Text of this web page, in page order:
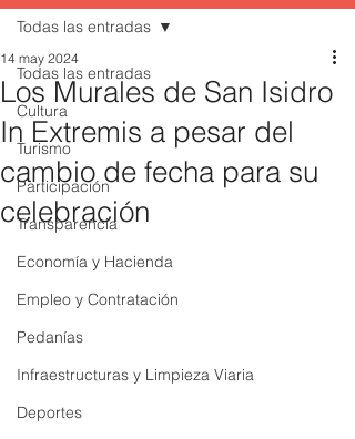
Todas las entradas
Cultura
Turismo
Participación
Transparencia
Economía y Hacienda
Empleo y Contratación
Pedanías
Infraestructuras y Limpieza Viaria
Deportes
Todas las entradas
Los Murales de San Isidro
In Extremis a pesar del
cambio de fecha para su
celebración
14 may 2024